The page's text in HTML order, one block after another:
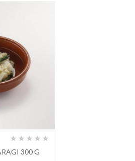
300 G